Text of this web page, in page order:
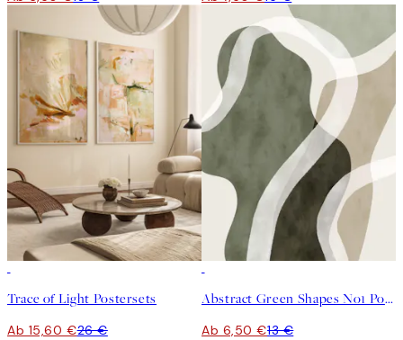
Trace of Light Postersets
Ab 15,60 €26 €
Abstract Green Shapes No1 Poster
Ab 6,50 €13 €